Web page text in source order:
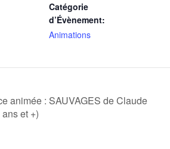
Catégorie
d’Évènement:
Animations
animée : SAUVAGES de Claude
et +)